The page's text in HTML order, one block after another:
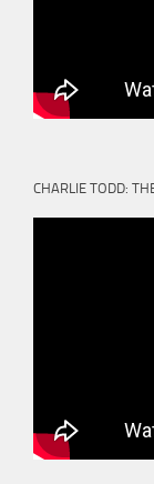
CHARLIE TODD: